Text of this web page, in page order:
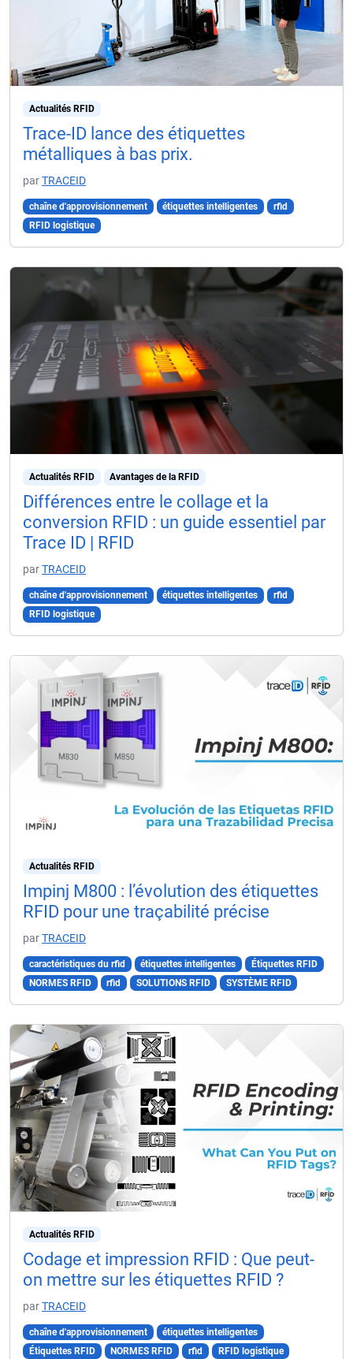
Actualités RFID
Trace-ID lance des étiquettes
métalliques à bas prix.
parTRACEID
chaîne d'approvisionnement étiquettes intelligentes
rfid
RFID logistique
Actualités RFID Avantages de la RFID
Différences entre le collage et la
conversion RFID : un guide essentiel par
Trace ID | RFID
parTRACEID
chaîne d'approvisionnement étiquettes intelligentes
rfid
RFID logistique
Actualités RFID
Impinj M800 : l’évolution des étiquettes
RFID pour une traçabilité précise
parTRACEID
caractéristiques du rfid étiquettes intelligentes
Étiquettes RFID
NORMES RFID
rfid SOLUTIONS RFID SYSTÈME RFID
Actualités RFID
Codage et impression RFID : Que peut-
on mettre sur les étiquettes RFID ?
parTRACEID
chaîne d'approvisionnement
étiquettes intelligentes
Étiquettes RFID
NORMES RFID rfid RFID logistique